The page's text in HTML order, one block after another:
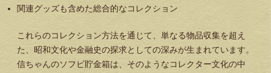
関連グッズも含めた総合的なコレクション
これらのコレクション方法を通じて、単なる物品収集を超え
た、昭和文化や金融史の探求としての深みが生まれています。
信ちゃんのソフビ貯金箱は、そのようなコレクター文化の中